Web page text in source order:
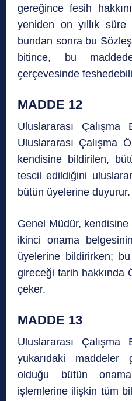
gereğince fesih
yeniden on yıllık
bundan sonra bu
bitince, bu
çerçevesinde
MADDE 12
Uluslararası
Uluslararası Çalışma
kendisine bildirilen,
tescil edildiğini
bütün üyelerine duyurur.
Genel Müdür,
ikinci onama
üyelerine bildirirken;
gireceği tarih hakkında
çeker.
MADDE 13
Uluslararası
yukarıdaki maddeler
olduğu bütün
işlemlerine ilişkin tüm